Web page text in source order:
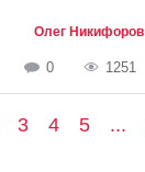
Олег Никифоров
0 1251
3 4 5 ...